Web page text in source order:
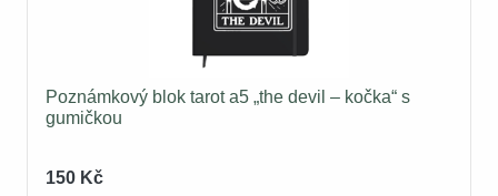
Poznámkový blok tarot a5 „the devil – kočka“ s
gumičkou
150 Kč